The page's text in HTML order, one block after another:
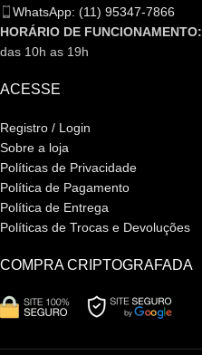
WhatsApp: (11) 95347-7866
HORÁRIO DE FUNCIONAMENTO:
das 10h as 19h
ACESSE
Registro / Login
Sobre a loja
Políticas de Privacidade
Política de Pagamento
Política de Entrega
Políticas de Trocas e Devoluções
COMPRA CRIPTOGRAFADA